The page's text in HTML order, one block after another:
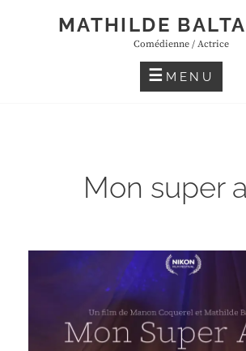
MATHILDE
Comédienne / Actrice
MENU
Mon super